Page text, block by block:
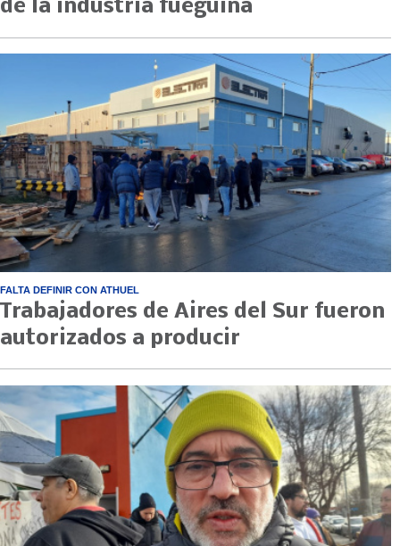
de la industria fueguina
FALTA DEFINIR CON ATHUEL
Trabajadores de Aires del Sur fueron
autorizados a producir